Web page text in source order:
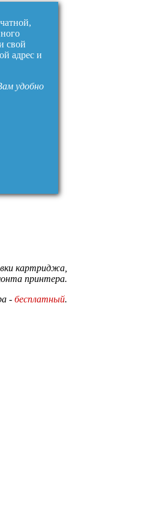
свой
адрес и
удобно
картриджа,
принтера.
- бесплатный.